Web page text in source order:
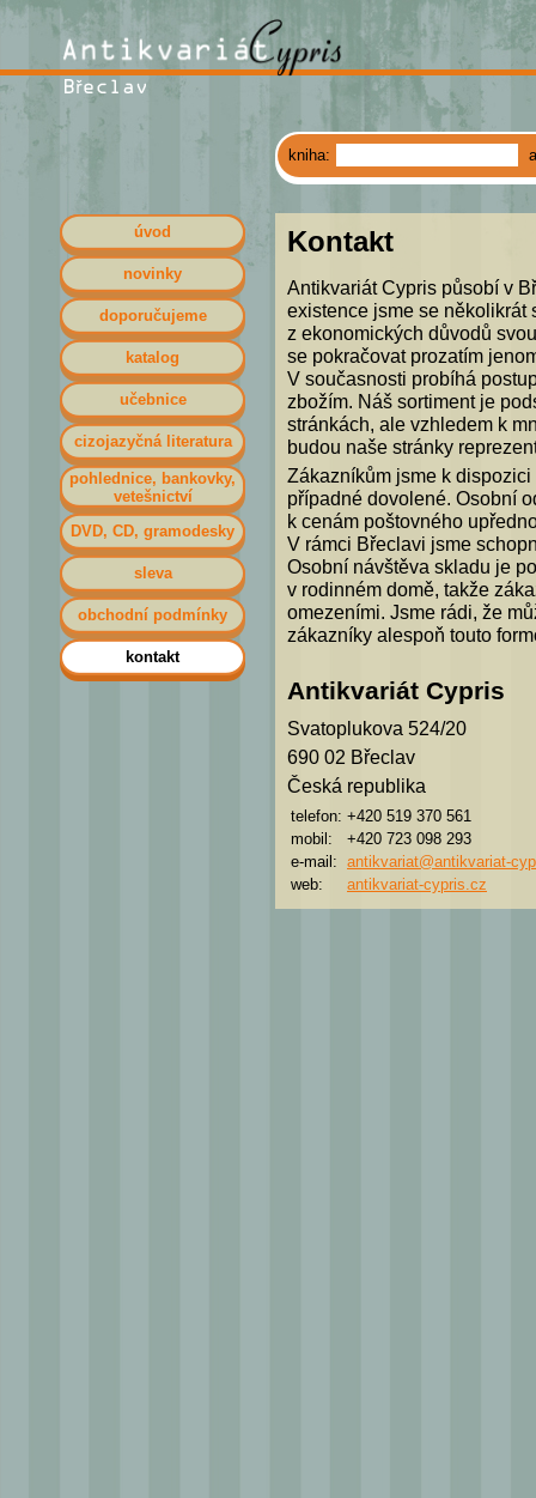
Kontakt
Antikvariát Cypris působí v
existence jsme se několikrát
z ekonomických důvodů
se pokračovat prozatím
V současnosti probíhá
zbožím. Náš sortiment je
stránkách, ale vzhledem k
budou naše stránky
Zákazníkům jsme k
případné dovolené. Osobní
k cenám poštovného
V rámci Břeclavi jsme
Osobní návštěva skladu je
v rodinném domě, takže
omezeními. Jsme rádi, že
zákazníky alespoň touto
Antikvariát Cypris
Svatoplukova 524/20
690 02 Břeclav
Česká republika
telefon: +420 519 370 561
mobil:
+420 723 098 293
e-mail: antikvariat@antikvariat-
web:
antikvariat-cypris.cz
kniha:
úvod
novinky
doporučujeme
katalog
učebnice
cizojazyčná literatura
pohlednice, bankovky,
vetešnictví
DVD, CD, gramodesky
sleva
obchodní podmínky
kontakt